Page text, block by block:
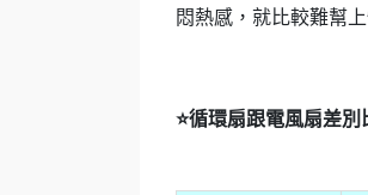
悶熱感，就比較難幫上
⭐循環扇跟電風扇差別